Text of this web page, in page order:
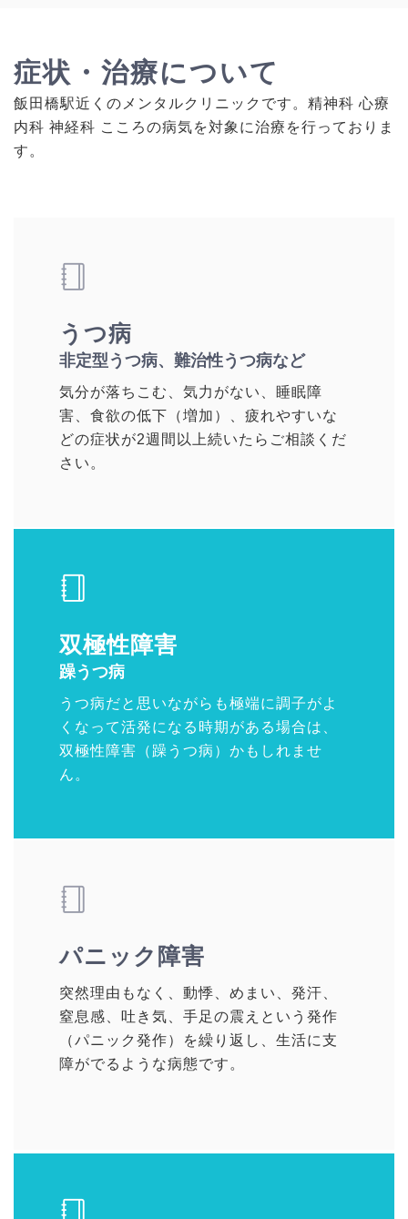
症状・治療について
飯田橋駅近くのメンタルクリニックです。精神科 心療
内科 神経科 こころの病気を対象に治療を行っておりま
す。
うつ病
非定型うつ病、難治性うつ病など
気分が落ちこむ、気力がない、睡眠障
害、食欲の低下（増加）、疲れやすいな
どの症状が2週間以上続いたらご相談くだ
さい。
双極性障害
躁うつ病
うつ病だと思いながらも極端に調子がよ
くなって活発になる時期がある場合は、
双極性障害（躁うつ病）かもしれませ
ん。
パニック障害
突然理由もなく、動悸、めまい、発汗、
窒息感、吐き気、手足の震えという発作
（パニック発作）を繰り返し、生活に支
障がでるような病態です。